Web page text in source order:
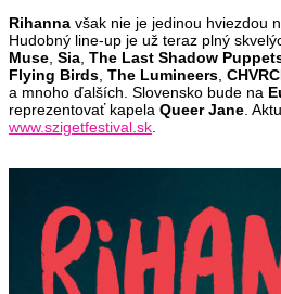
Rihanna však nie je jedinou hviezdou
Hudobný line-up je už teraz plný
Muse Sia The Last Shadow
Flying Birds The Lumineers
a mnoho ďalších. Slovensko bude na
reprezentovať kapela Queer Jane .
www.szigetfestival.sk